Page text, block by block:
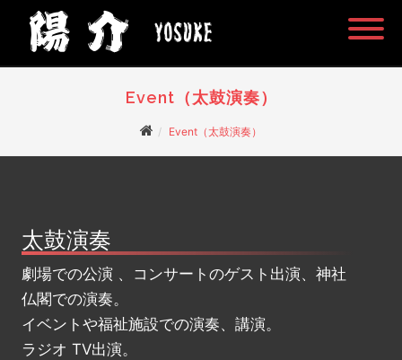
Event（太鼓演奏）
Event（太鼓演奏）
太鼓演奏
劇場での公演 、コンサートのゲスト出演、神社
仏閣での演奏。
イベントや福祉施設での演奏、講演。
ラジオ TV出演。